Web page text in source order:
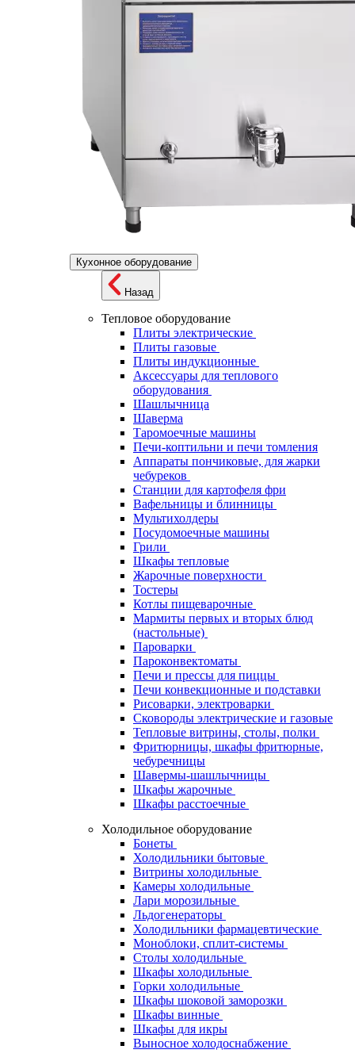
Кухонное оборудование
Назад
Тепловое оборудование
Плиты электрические
Плиты газовые
Плиты индукционные
Аксессуары для теплового
оборудования
Шашлычница
Шаверма
Таромоечные машины
Печи-коптильни и печи томления
Аппараты пончиковые, для жарки
чебуреков
Станции для картофеля фри
Вафельницы и блинницы
Мультихолдеры
Посудомоечные машины
Грили
Шкафы тепловые
Жарочные поверхности
Тостеры
Котлы пищеварочные
Мармиты первых и вторых блюд
(настольные)
Пароварки
Пароконвектоматы
Печи и прессы для пиццы
Печи конвекционные и подставки
Рисоварки, электроварки
Сковороды электрические и газовые
Тепловые витрины, столы, полки
Фритюрницы, шкафы фритюрные,
чебуречницы
Шавермы-шашлычницы
Шкафы жарочные
Шкафы расстоечные
Холодильное оборудование
Бонеты
Холодильники бытовые
Витрины холодильные
Камеры холодильные
Лари морозильные
Льдогенераторы
Холодильники фармацевтические
Моноблоки, сплит-системы
Столы холодильные
Шкафы холодильные
Горки холодильные
Шкафы шоковой заморозки
Шкафы винные
Шкафы для икры
Выносное холодоснабжение